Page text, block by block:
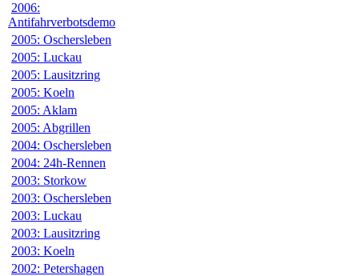
2006:
Antifahrverbotsdemo
2005: Oschersleben
2005: Luckau
2005: Lausitzring
2005: Koeln
2005: Aklam
2005: Abgrillen
2004: Oschersleben
2004: 24h-Rennen
2003: Storkow
2003: Oschersleben
2003: Luckau
2003: Lausitzring
2003: Koeln
2002: Petershagen